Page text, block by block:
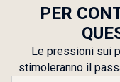
PER
Le pressioni sui
stimoleranno il